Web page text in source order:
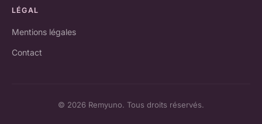
LÉGAL
Mentions légales
Contact
© 2026 Remyuno. Tous droits réservés.